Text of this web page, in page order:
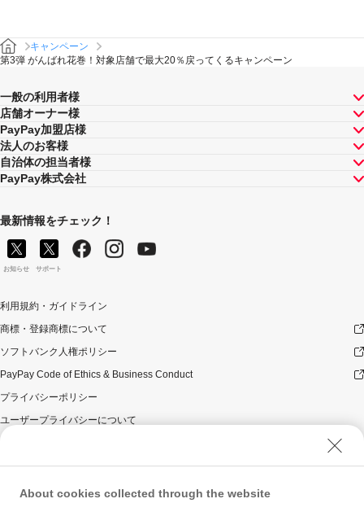
ときにはそれらも適用されますが、1回のお支払いについ
てのPayPayボーナスの付与率は、合計で支払額の66.5％
す）。ただし、上記上限は、マイナポイント付与期間中
（2020年9月1日～2021年9月30日）のお支払いに適用さ
れるものであり、2021年10月1日以降は変更予定です。
キャンペーン内容および適用条件を予告なく変更する場
合や、キャンペーン自体を予告なく中止する場合があり
ます。
場合は、本キャンペーンの対象とはなりませんのでご注
ドでのお支払いはキャンペーン対象外です。
対象のお支払方法にてお支払いいただいた際に、仮に本
円相当を超えるときには、当該付与額の合計が10,000円
相当となるよう付与いたします（付与額の合計がキャン
ペーン期間中10,000円相当を超えることはございませ
ん）。
対象店舗との取引の全部又は一部について取り消され、
解除され（合意解除を含みます。）、または無効となっ
理由の如何にかかわらず、また、対象店舗による返金の
有無にかかわらず、当該取消し等の対象となったPayPay
決済についてのPayPayボーナスの付与は全て取り消され
対象店舗との取引について取消し等となった場合、取消
キャンペーン
第3弾 がんばれ花巻！対象店舗で最大20％戻ってくるキャンペーン
一般の利用者様
店舗オーナー様
PayPay加盟店様
法人のお客様
自治体の担当者様
PayPay株式会社
最新情報をチェック！
お知らせ サポート
利用規約・ガイドライン
商標・登録商標について
ソフトバンク人権ポリシー
PayPay Code of Ethics & Business Conduct
プライバシーポリシー
ユーザープライバシーについて
ウェブサイト利用規約
反社会的勢力に対する方針
About cookies collected through the website